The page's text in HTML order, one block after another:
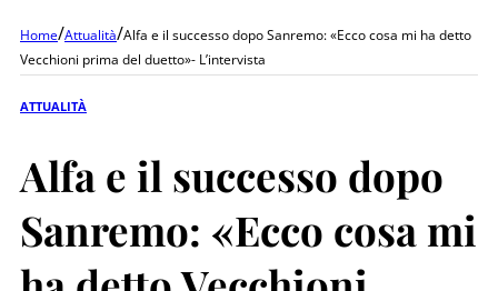
Home/Attualità/Alfa e il successo dopo Sanremo: «Ecco cosa mi ha detto
Vecchioni prima del duetto»- L’intervista
ATTUALITÀ
Alfa e il successo dopo
Sanremo: «Ecco cosa mi